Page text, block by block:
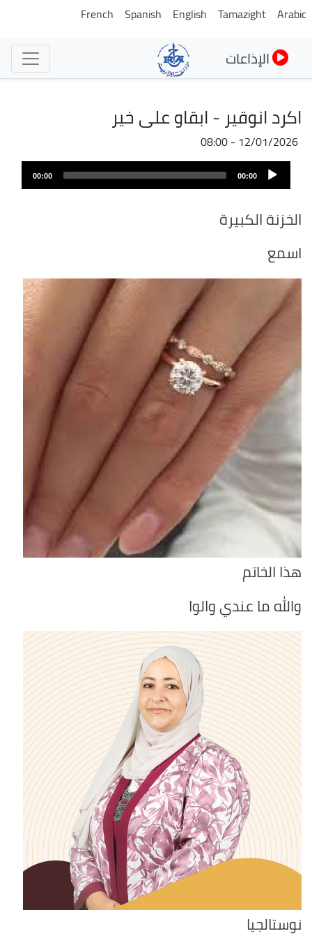
تجاوز
Arabic
Tamazight
English
Spanish
French
الإذاعات
اكرد انوقير - ابقاو على خير
12/01/2026 - 08:00
ملف
الصوت
Audio
Player
00:00
00:00
الخزنة الكبيرة
اسمع
هذا الخاتم
والله ما عندي والوا
نوستالجيا